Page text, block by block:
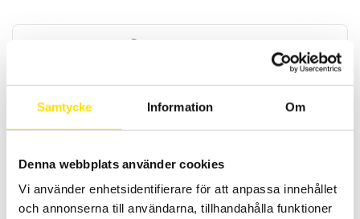
Samtycke Information Om
Denna webbplats använder cookies
Vi använder enhetsidentifierare för att anpassa innehållet
och annonserna till användarna, tillhandahålla funktioner
FDN
är en lättanvänd dynamometer för tryck och dragkrafter som finns i
6 st olika kapaciteter och skalan börjar på 10% av mätområdet [1 -
10N, 2,5 - 25N, 5 - 50N, 10 - 100 N, 20 - 200N samt 30 - 300N].